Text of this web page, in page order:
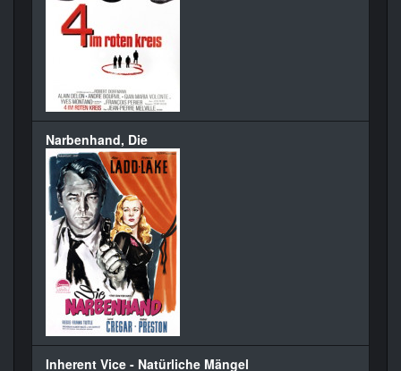
Narbenhand, Die
Inherent Vice - Natürliche Mängel